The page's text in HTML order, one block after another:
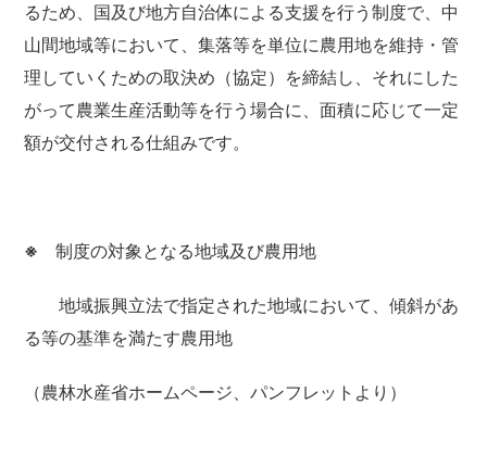
るため、国及び地方自治体による支援を行う制度で、中
山間地域等において、集落等を単位に農用地を維持・管
理していくための取決め（協定）を締結し、それにした
がって農業生産活動等を行う場合に、面積に応じて一定
額が交付される仕組みです。
※制度の対象となる地域及び農用地
地域振興立法で指定された地域において、傾斜があ
る等の基準を満たす農用地
（農林水産省ホームページ、パンフレットより）